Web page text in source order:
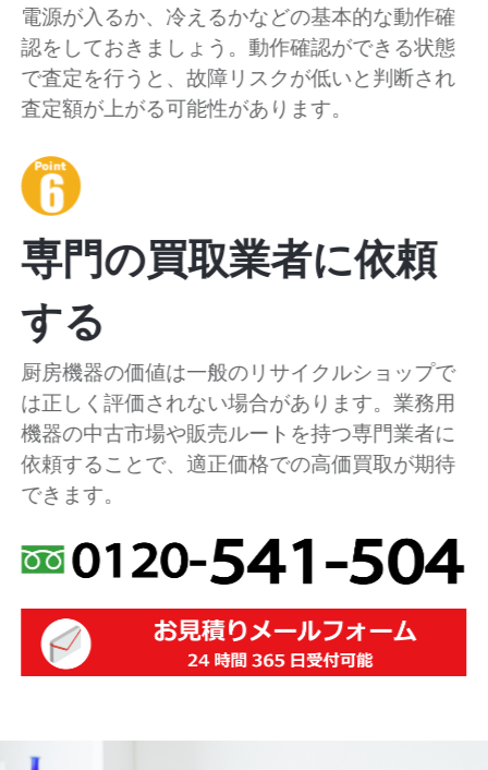
電源が入るか、冷えるかなどの基本的な動作確
認をしておきましょう。動作確認ができる状態
で査定を行うと、故障リスクが低いと判断され
査定額が上がる可能性があります。
専門の買取業者に依頼
する
厨房機器の価値は一般のリサイクルショップで
は正しく評価されない場合があります。業務用
機器の中古市場や販売ルートを持つ専門業者に
依頼することで、適正価格での高価買取が期待
できます。